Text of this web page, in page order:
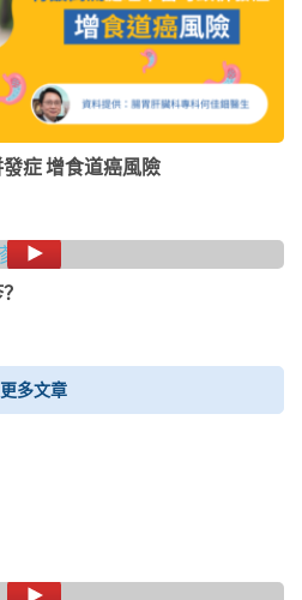
症 增食道癌風險
更多文章